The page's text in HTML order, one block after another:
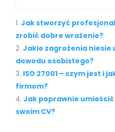
Jak stworzyć
zrobić dobre wrażenie?
Jakie zagrożenia niesie
dowodu osobistego?
ISO 27001 – czym jest i
firmom?
Jak poprawnie umieścić
swoim CV?